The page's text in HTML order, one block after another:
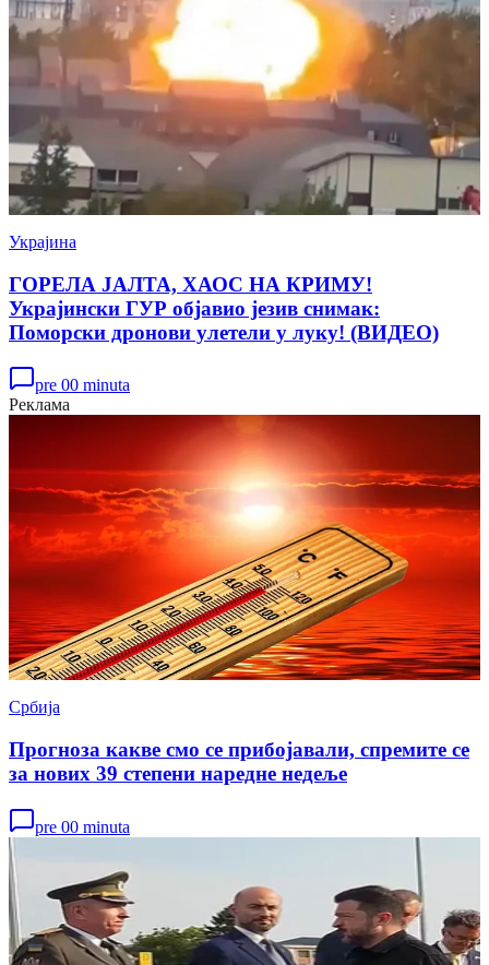
Украјина
ГОРЕЛА ЈАЛТА, ХАОС НА КРИМУ!
Украјински ГУР објавио језив снимак:
Поморски дронови улетели у луку! (ВИДЕО)
pre 00 minuta
Реклама
Србија
Прогноза какве смо се прибојавали, спремите се
за нових 39 степени наредне недеље
pre 00 minuta